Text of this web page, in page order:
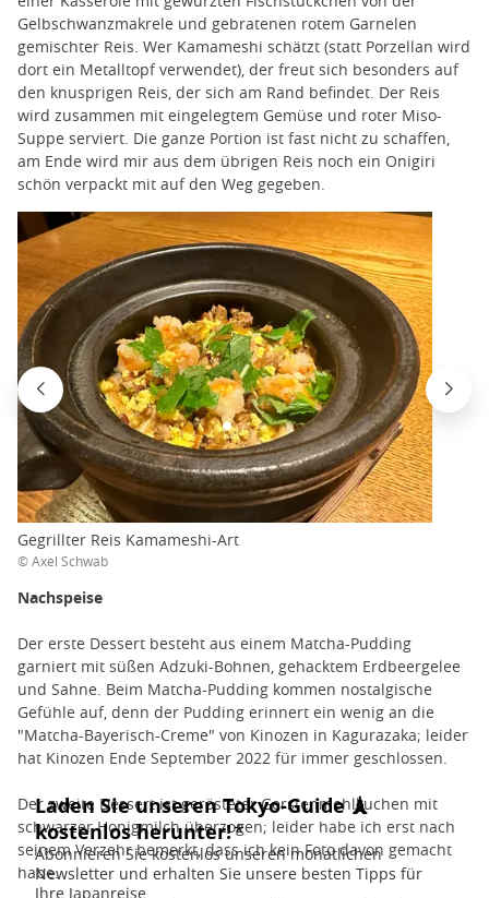
Gelbschwanzmakrele und gebratenen rotem Garnelen
gemischter Reis. Wer Kamameshi schätzt (statt Porzellan wird
dort ein Metalltopf verwendet), der freut sich besonders auf
den knusprigen Reis, der sich am Rand befindet. Der Reis
wird zusammen mit eingelegtem Gemüse und roter Miso-
Suppe serviert. Die ganze Portion ist fast nicht zu schaffen,
am Ende wird mir aus dem übrigen Reis noch ein Onigiri
schön verpackt mit auf den Weg gegeben.
Gegrillter Reis Kamameshi-Art
© Axel Schwab
Nachspeise
Der erste Dessert besteht aus einem Matcha-Pudding
garniert mit süßen Adzuki-Bohnen, gehacktem Erdbeergelee
und Sahne. Beim Matcha-Pudding kommen nostalgische
Gefühle auf, denn der Pudding erinnert ein wenig an die
"Matcha-Bayerisch-Creme" von Kinozen in Kagurazaka; leider
hat Kinozen Ende September 2022 für immer geschlossen.
Der zweite Dessert ist gerösteter Gerstenmehlkuchen mit
schwarzer Honigmilch überzogen; leider habe ich erst nach
seinem Verzehr bemerkt, dass ich kein Foto davon gemacht
habe.